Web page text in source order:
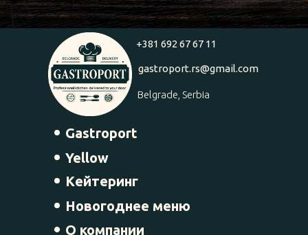
+381 692 67 67 11
gastroport.rs@gmail.com
Belgrade, Serbia
Gastroport
Yellow
О компании
Кейтеринг
Новогоднее меню